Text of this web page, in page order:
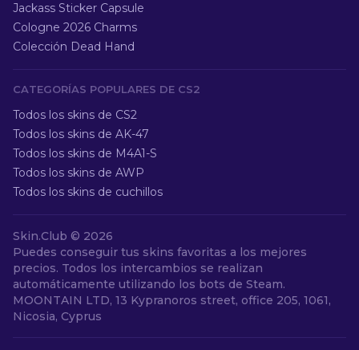
Jackass Sticker Capsule
Cologne 2026 Charms
Colección Dead Hand
CATEGORÍAS POPULARES DE CS2
Todos los skins de CS2
Todos los skins de AK-47
Todos los skins de M4A1-S
Todos los skins de AWP
Todos los skins de cuchillos
Skin.Club © 2026
Puedes conseguir tus skins favoritas a los mejores
precios. Todos los intercambios se realizan
automáticamente utilizando los bots de Steam.
MOONTAIN LTD, 13 Kypranoros street, office 205, 1061,
Nicosia, Cyprus